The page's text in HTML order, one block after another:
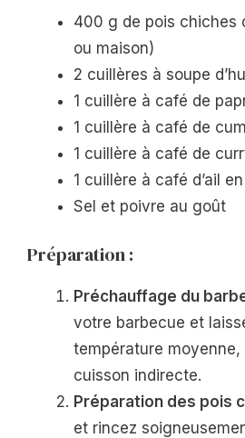
400 g de pois chiches
ou maison)
2 cuillères à soupe
1 cuillère à café de
1 cuillère à café de
1 cuillère à café de
1 cuillère à café d’ail
Sel et poivre au goût
Préparation :
Préchauffage du
votre barbecue et
température moyenne,
cuisson indirecte.
Préparation des pois
et rincez